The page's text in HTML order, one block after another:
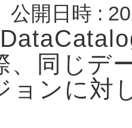
公開日時 :
、同じデ
ョンに対